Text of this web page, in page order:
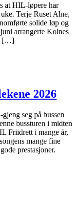
at HIL-løpere har
Terje Ruset Alne,
solide løp og
arrangerte Kolnes
[…]
2026
seg på bussen
bussturen i midten
Friidrett i mange år,
mange fine
prestasjoner.